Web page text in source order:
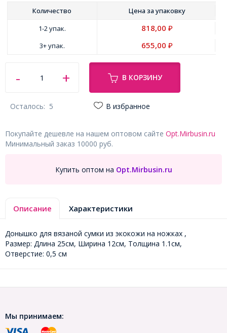
Количество Цена за упаковку
1-2 упак.
818,00 ₽
3+ упак. 655,00 ₽
В КОРЗИНУ
Осталось: 5 В избранное
Покупайте дешевле на нашем оптовом сайте Opt.Mirbusin.ru
Минимальный заказ 10000 руб.
Купить оптом на Opt.Mirbusin.ru
Описание Характеристики
Донышко для вязаной сумки из экокожи на ножках ,
Размер: Длина 25см, Ширина 12см, Толщина 1.1см,
Отверстие: 0,5 см
Мы принимаем: